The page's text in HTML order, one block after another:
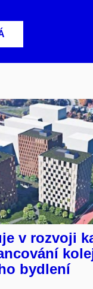
v rozvoji
bydlení